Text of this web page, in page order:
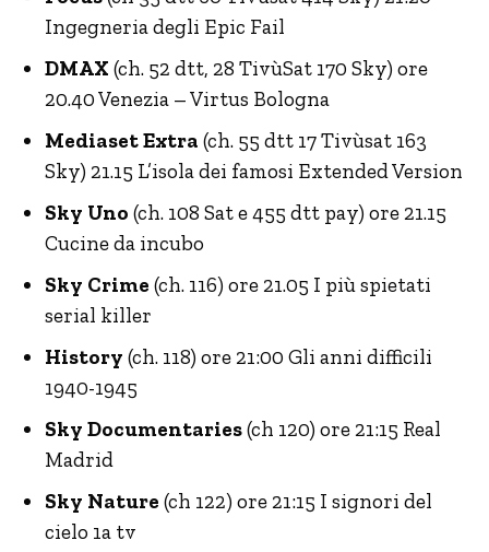
Ingegneria degli Epic Fail
DMAX (ch. 52 dtt, 28 TivùSat 170 Sky) ore
20.40 Venezia – Virtus Bologna
Mediaset Extra (ch. 55 dtt 17 Tivùsat 163
Sky) 21.15 L’isola dei famosi Extended Version
Sky Uno (ch. 108 Sat e 455 dtt pay) ore 21.15
Cucine da incubo
Sky Crime (ch. 116) ore 21.05 I più spietati
serial killer
History (ch. 118) ore 21:00 Gli anni difficili
1940-1945
Sky Documentaries(ch 120) ore 21:15 Real
Madrid
Sky Nature (ch 122) ore 21:15 I signori del
cielo 1a tv